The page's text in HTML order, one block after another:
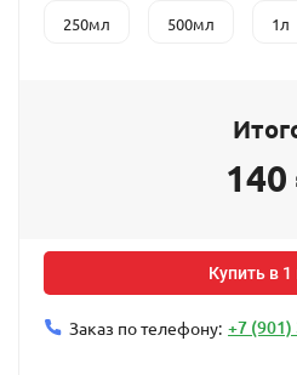
250мл 500мл 1л
140
Купить в 1
Заказ по телефону: +7 (901)